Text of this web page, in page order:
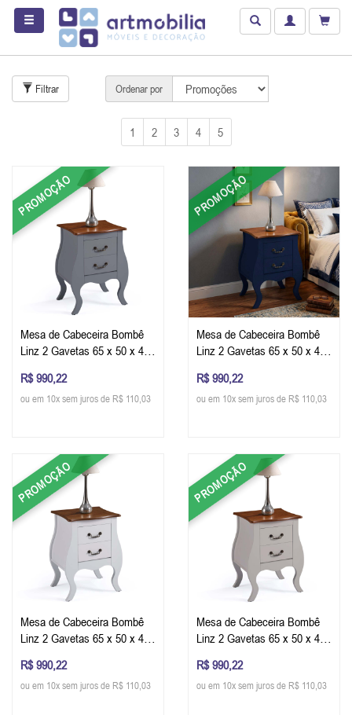
Filtrar Ordenar por
1 2 3 4 5
PROMOÇÃO
Mesa de Cabeceira Bombê
Linz 2 Gavetas 65 x 50 x 40
Escuro/Imbuia Glazer
R$ 990,22
ou em 10x sem juros de R$ 110,03
PROMOÇÃO
Mesa de Cabeceira Bombê
Linz 2 Gavetas 65 x 50 x 40
Petróleo/Imbuia Glazer
R$ 990,22
ou em 10x sem juros de R$ 110,03
PROMOÇÃO
Mesa de Cabeceira Bombê
Linz 2 Gavetas 65 x 50 x 40
Branco/Imbuia Glazer
R$ 990,22
ou em 10x sem juros de R$ 110,03
PROMOÇÃO
Mesa de Cabeceira Bombê
Linz 2 Gavetas 65 x 50 x 40
Offwhite/Imbuia Glazer
R$ 990,22
ou em 10x sem juros de R$ 110,03